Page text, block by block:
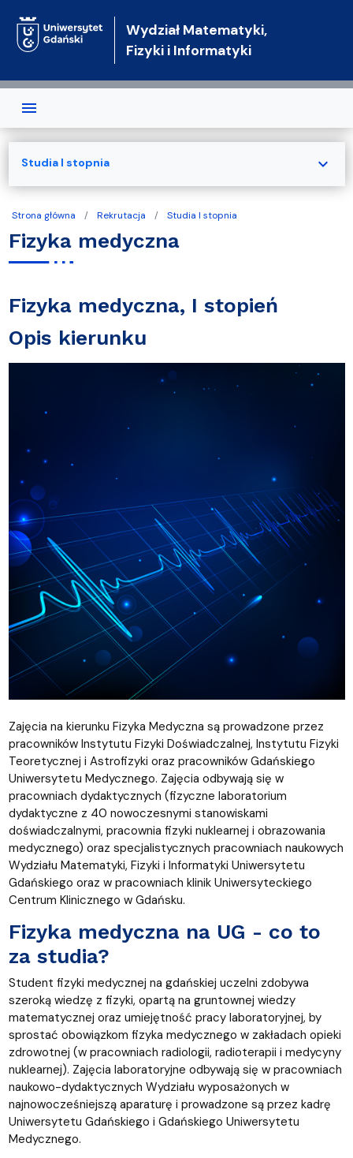
Wydział Matematyki,
Fizyki i Informatyki
Strona główna Rekrutacja Studia I stopnia
Fizyka medyczna
Fizyka medyczna, I stopień
Opis kierunku
Zajęcia na kierunku Fizyka Medyczna są prowadzone przez
pracowników Instytutu Fizyki Doświadczalnej, Instytutu Fizyki
Teoretycznej i Astrofizyki oraz pracowników Gdańskiego
Uniwersytetu Medycznego. Zajęcia odbywają się w
pracowniach dydaktycznych (fizyczne laboratorium
dydaktyczne z 40 nowoczesnymi stanowiskami
doświadczalnymi, pracownia fizyki nuklearnej i obrazowania
medycznego) oraz specjalistycznych pracowniach naukowych
Wydziału Matematyki, Fizyki i Informatyki Uniwersytetu
Gdańskiego oraz w pracowniach klinik Uniwersyteckiego
Centrum Klinicznego w Gdańsku.
Fizyka medyczna na UG - co to
za studia?
Student fizyki medycznej na gdańskiej uczelni zdobywa
szeroką wiedzę z fizyki, opartą na gruntownej wiedzy
matematycznej oraz umiejętność pracy laboratoryjnej, by
sprostać obowiązkom fizyka medycznego w zakładach opieki
zdrowotnej (w pracowniach radiologii, radioterapii i medycyny
nuklearnej). Zajęcia laboratoryjne odbywają się w pracowniach
naukowo-dydaktycznych Wydziału wyposażonych w
najnowocześniejszą aparaturę i prowadzone są przez kadrę
Uniwersytetu Gdańskiego i Gdańskiego Uniwersytetu
Medycznego.
Studia I stopnia expand_more